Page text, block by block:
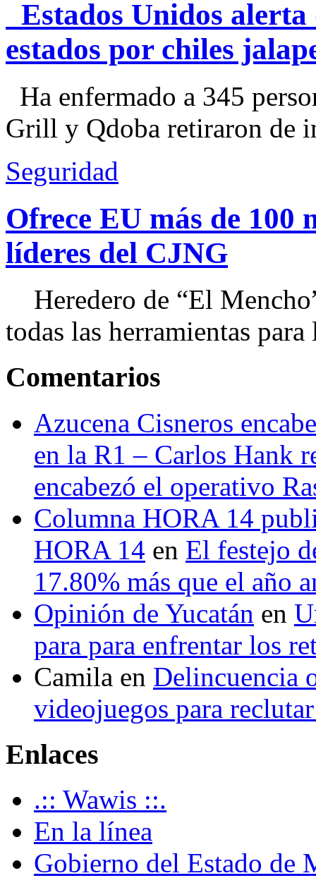
Estados Unidos alerta
estados por chiles
Ha enfermado a 345
Grill y Qdoba retiraron de
Seguridad
Ofrece EU más de 100
líderes del CJNG
Heredero de “El
todas las herramientas
Comentarios
Azucena Cisneros
en la R1 – Carlos Hank
encabezó el operativo
Columna HORA 14
HORA 14 en El festejo
17.80% más que el año
Opinión de Yucatán en
para para enfrentar los
Camila en Delincuencia
videojuegos para
Enlaces
.:: Wawis ::.
En la línea
Gobierno del Estado de